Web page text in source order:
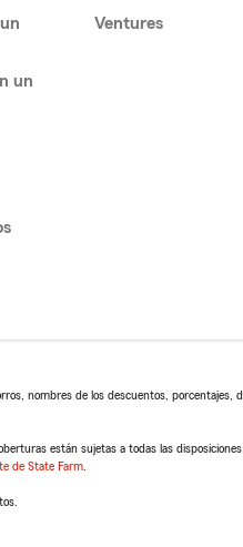
un
Ventures
nombres de los descuentos, porcentajes,
están sujetas a todas las
de State Farm